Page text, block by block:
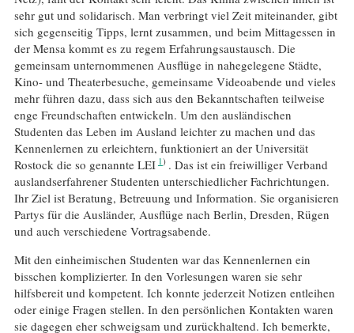
sehr gut und solidarisch. Man verbringt viel Zeit miteinander, gibt
sich gegenseitig Tipps, lernt zusammen, und beim Mittagessen in
der Mensa kommt es zu regem Erfahrungsaustausch. Die
gemeinsam unternommenen Ausflüge in nahegelegene Städte,
Kino- und Theaterbesuche, gemeinsame Videoabende und vieles
mehr führen dazu, dass sich aus den Bekanntschaften teilweise
enge Freundschaften entwickeln. Um den ausländischen
Studenten das Leben im Ausland leichter zu machen und das
Kennenlernen zu erleichtern, funktioniert an der Universität
Rostock die so genannte LEI 1
. Das ist ein freiwilliger Verband
auslandserfahrener Studenten unterschiedlicher Fachrichtungen.
Ihr Ziel ist Beratung, Betreuung und Information. Sie organisieren
Partys für die Ausländer, Ausflüge nach Berlin, Dresden, Rügen
und auch verschiedene Vortragsabende.
Mit den einheimischen Studenten war das Kennenlernen ein
bisschen komplizierter. In den Vorlesungen waren sie sehr
hilfsbereit und kompetent. Ich konnte jederzeit Notizen entleihen
oder einige Fragen stellen. In den persönlichen Kontakten waren
sie dagegen eher schweigsam und zurückhaltend. Ich bemerkte,